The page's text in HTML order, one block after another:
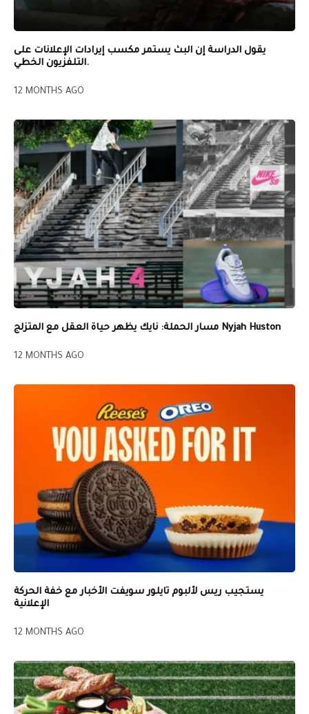
يقول الدراسة إن البث يستمر مكسب إيرادات الإعلانات على
التلفزيون الخطي.
12 MONTHS AGO
مسار الحملة: نايك يظهر حياة العقل مع المتزلج Nyjah Huston
12 MONTHS AGO
يستجيب ريس لألبوم تايلور سويفت الأخبار مع خفة الحركة
الإعلانية
12 MONTHS AGO